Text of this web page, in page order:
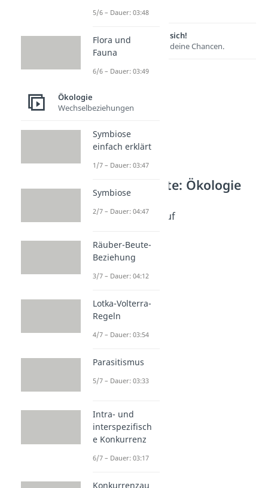
Lernen lohnt sich!
Entdecke hier deine Chancen.
Weitere Inhalte: Ökologie
Kohlenstoffkreislauf
Stickstoffkreislauf
Dauer: 04:56
Stoffkreislauf
Dauer: 03:25
Dauer: 03:35
Energiefluss
Kalkkreislauf
5/6 – Dauer: 03:48
Flora und
Fauna
6/6 – Dauer: 03:49
Ökologie
Wechselbeziehungen
Symbiose
einfach erklärt
1/7 – Dauer: 03:47
Symbiose
2/7 – Dauer: 04:47
Räuber-Beute-
Beziehung
3/7 – Dauer: 04:12
Lotka-Volterra-
Regeln
4/7 – Dauer: 03:54
Parasitismus
5/7 – Dauer: 03:33
Intra- und
interspezifisch
e Konkurrenz
6/7 – Dauer: 03:17
Konkurrenzau